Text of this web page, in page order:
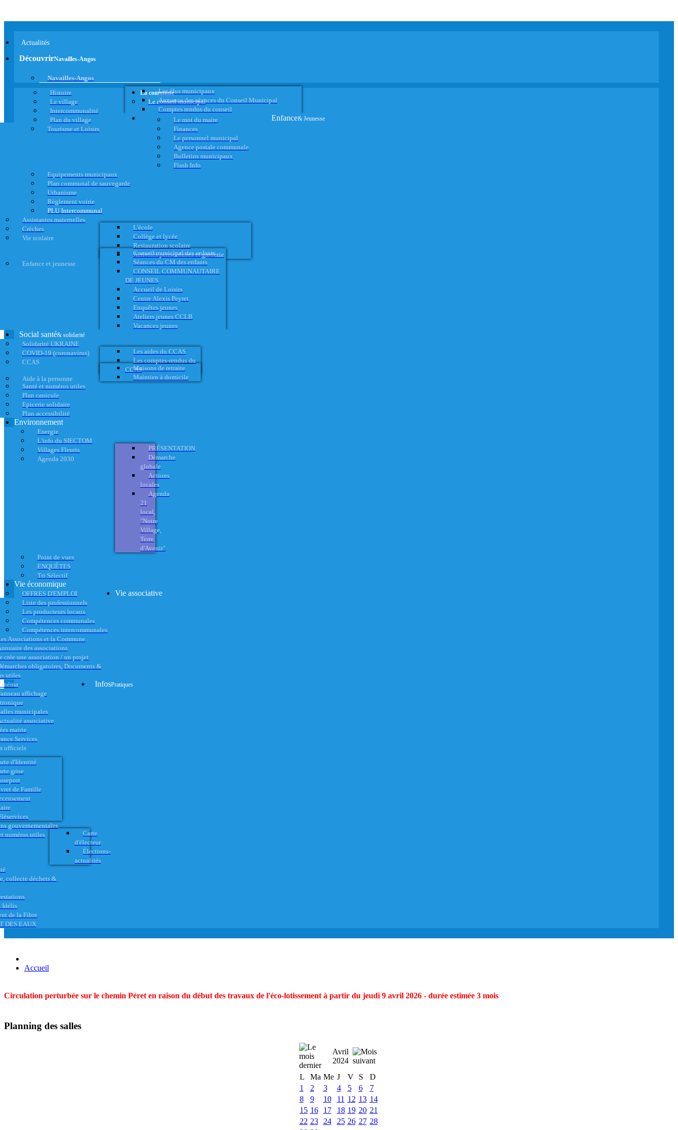
Actualités
DécouvrirNavailles-Angos
Navailles-Angos
Histoire
Le village
Intercommunalité
Plan du village
Tourisme et Loisirs
La commune
Le conseil municipal
Les élus municipaux
Annonce des séances du Conseil Municipal
Comptes rendus du conseil
Le mot du maire
Finances
Le personnel municipal
Agence postale communale
Bulletins municipaux
Flash Info
Equipements municipaux
Plan communal de sauvegarde
Urbanisme
Règlement voirie
PLU Intercommunal
Enfance& Jeunesse
Assistantes maternelles
Crèches
Vie scolaire
L'école
Collège et lycée
Restauration scolaire
Activités périscolaires et garderie
Enfance et jeunesse
Conseil municipal des enfants
Séances du CM des enfants
CONSEIL COMMUNAUTAIRE
DE JEUNES
Accueil de Loisirs
Centre Alexis Peyret
Enquêtes jeunes
Ateliers jeunes CCLB
Vacances jeunes
Social santé& solidarité
Solidarité UKRAINE
COVID-19 (coronavirus)
CCAS
Les aides du CCAS
Les comptes-rendus du
CCAS
Aide à la personne
Maisons de retraite
Maintien à domicile
Santé et numéros utiles
Plan canicule
Epicerie solidaire
Plan accessibilité
Environnement
Energie
L'info du SIECTOM
Villages Fleuris
Agenda 2030
PRÉSENTATION
Démarche
globale
Actions
locales
Agenda
21
local,
"Notre
Village,
Terre
d'Avenir"
Point de vues
ENQUÊTES
Tri Sélectif
Vie économique
OFFRES D'EMPLOI
Liste des professionnels
Les producteurs locaux
Compétences communales
Compétences intercommunales
Vie associative
Associations et la Commune
des associations
crée une association / un projet
obligatoires, Documents &
utiles
affichage
municipales
associative
InfosPratiques
mairie
Services
officiels
d'Identité
grise
de Famille
gouvernementales
numéros utiles
Carte
d'électeur
Élections-
actualités
collecte déchets &
Idélis
de la Fibre
DES EAUX
Accueil
Circulation perturbée sur le chemin Péret en raison du début des travaux de l'éco-lotissement à partir du jeudi 9 avril 2026 - durée estimée 3 mois
Planning des salles
Avril
2024
L
Ma Me J V S
D
1
2 3 4 5 6
7
8
9 10 11 12 13 14
15 16 17 18 19 20 21
22 23 24 25 26 27 28